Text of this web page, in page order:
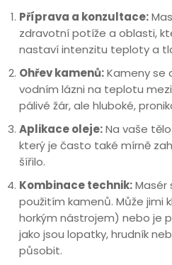
Příprava a konzultace:
zdravotní potíže a oblasti,
nastaví intenzitu teploty a
Ohřev kamenů:Kameny se
vodním lázni na teplotu
pálivé žár, ale hluboké,
Aplikace oleje:Na vaše
který je často také mírně
šířilo.
Kombinace technik:Masér
použitím kamenů. Může jimi
horkým nástrojem) nebo je
jako jsou lopatky, hrudník
působit.